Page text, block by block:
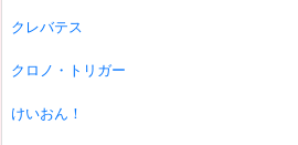
クレバテス
クロノ・トリガー
けいおん！